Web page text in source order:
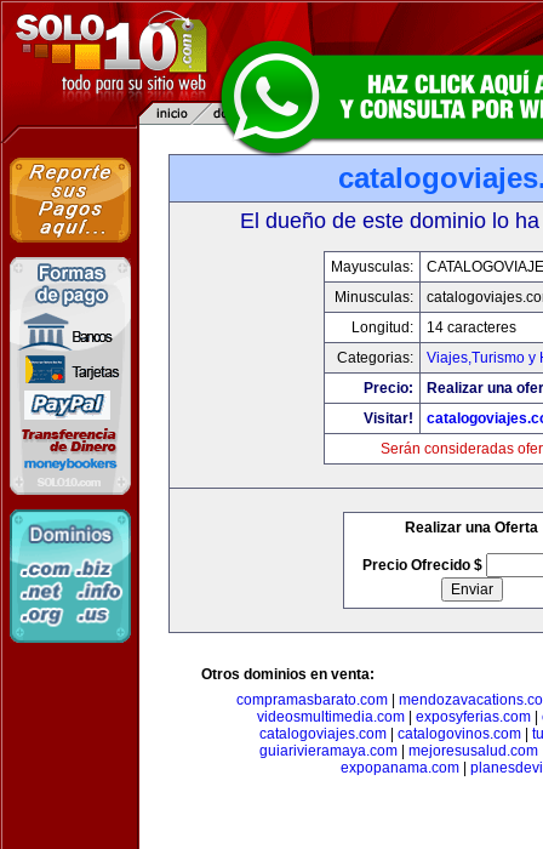
El dueño de este dominio lo
Mayusculas:
Minusculas:
Longitud:
14 caracteres
Categorias:
Viajes,Turismo y
Precio:
Realizar una
Visitar!
Serán consideradas
Realizar una Oferta
Precio Ofrecido $
Otros dominios en venta:
compramasbarato.com|
videosmultimedia.com
exposyferias.com
catalogoviajes.com| catalogovinos.com|
guiarivieramaya.com
mejoresusalud.com
expopanama.com